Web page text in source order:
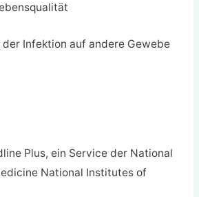
Infektion auf andere Gewebe
Plus, ein Service der National
National Institutes of